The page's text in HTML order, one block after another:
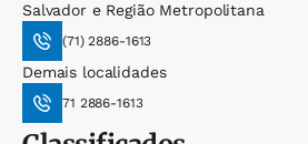
Salvador e Região Metropolitana
(71) 2886-1613
Demais localidades
71 2886-1613